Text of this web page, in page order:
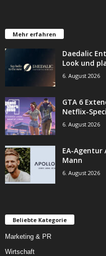
Mehr erfahren
Daedalic
Look und
6. August 2026
GTA 6
Netflix-
6. August 2026
EA-Agentur
Mann
6. August 2026
Beliebte Kategorie
Marketing & PR
Wirtschaft